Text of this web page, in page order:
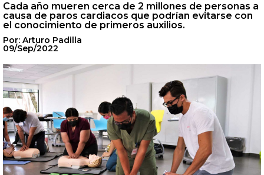
Cada año mueren cerca de 2 millones de personas a
causa de paros cardiacos que podrían evitarse con
el conocimiento de primeros auxilios.
Por: Arturo Padilla
09/Sep/2022